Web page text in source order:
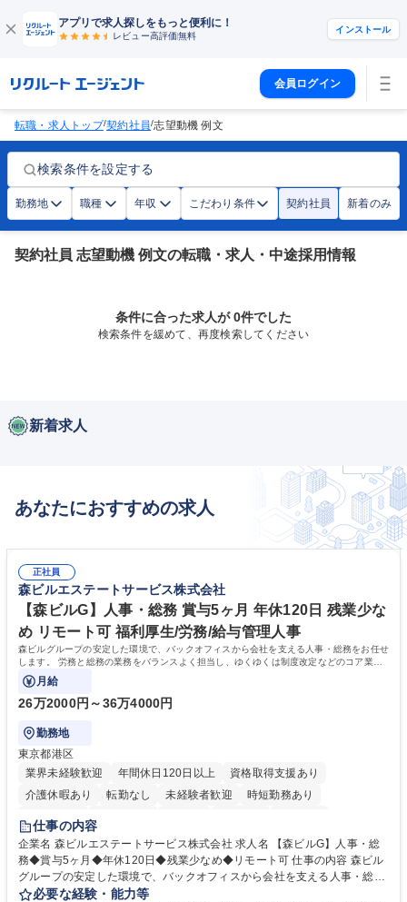
アプリで求人探しをもっと便利に！
レビュー高評価無料
インストール
会員ログイン
転職・求人トップ/契約社員/志望動機 例文
検索条件を設定する
勤務地 職種 年収 こだわり条件 契約社員 新着のみ
契約社員 志望動機 例文の転職・求人・中途採用情報
条件に合った求人が 0件でした
検索条件を緩めて、再度検索してください
新着求人
あなたにおすすめの求人
正社員
森ビルエステートサービス株式会社
【森ビルG】人事・総務 賞与5ヶ月 年休120日 残業少な
め リモート可 福利厚生/労務/給与管理人事
森ビルグループの安定した環境で、バックオフィスから会社を支える人事・総務をお任せ
します。 労務と総務の業務をバランスよく担当し、ゆくゆくは制度改定などのコア業務
にも挑戦できる、やりがいある環境です。
月給
26万2000円～36万4000円
勤務地
東京都港区
業界未経験歓迎
年間休日120日以上
資格取得支援あり
介護休暇あり
転勤なし 未経験者歓迎
時短勤務あり
経験者歓迎
完全週休2日制
交通費支給 長期歓迎 駅近5分以内 土日祝休み
仕事の内容
企業名 森ビルエステートサービス株式会社 求人名 【森ビルG】人事・総
務◆賞与5ヶ月◆年休120日◆残業少なめ◆リモート可 仕事の内容 森ビル
グループの安定した環境で、バックオフィスから会社を支える人事・総務
をお任せします。 労務と総務の業務をバランスよく担当し、ゆくゆくは制
必要な経験・能力等